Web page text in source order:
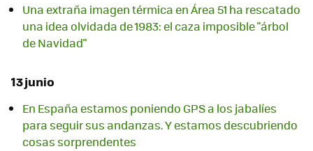
Una extraña imagen térmica en Área 51 ha rescatado
una idea olvidada de 1983: el caza imposible "árbol
de Navidad"
13 junio
En España estamos poniendo GPS a los jabalíes
para seguir sus andanzas. Y estamos descubriendo
cosas sorprendentes